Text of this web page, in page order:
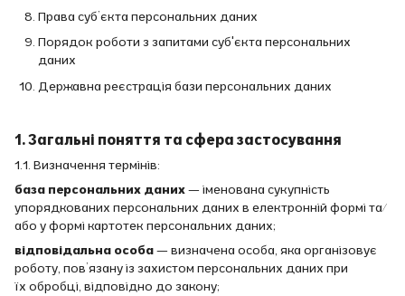
Права суб’єкта персональних даних
Порядок роботи з запитами суб'єкта персональних
даних
Державна реєстрація бази персональних даних
1. Загальні поняття та сфера застосування
1.1. Визначення термінів:
база персональних даних— іменована сукупність
упорядкованих персональних даних в електронній формі та/
або у формі картотек персональних даних;
відповідальна особа— визначена особа, яка організовує
роботу, пов’язану із захистом персональних даних при
їх обробці, відповідно до закону;